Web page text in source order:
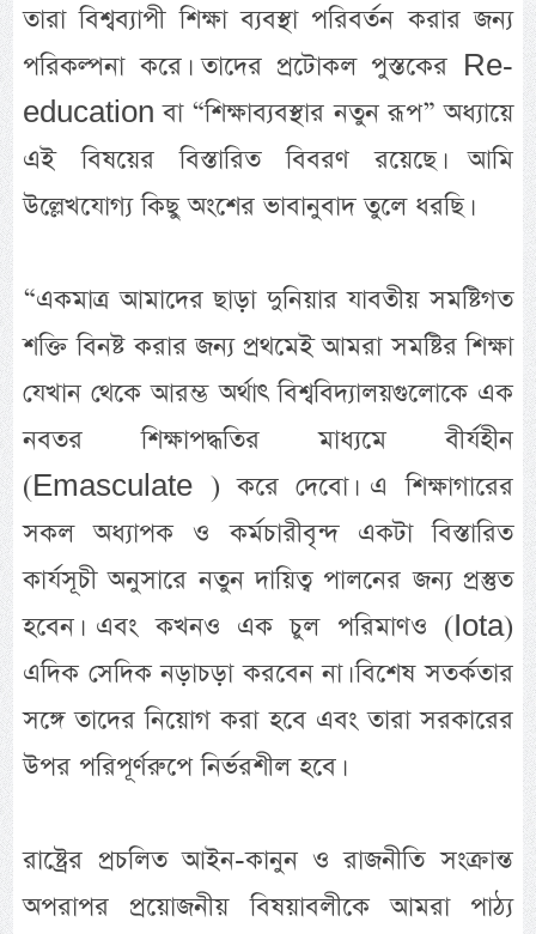
তারা বিশ্বব্যাপী শিক্ষা ব্যবস্থা পরিবর্তন করার জন্য
পরিকল্পনা করে। তাদের প্রটোকল পুস্তকের Re-
education বা “শিক্ষাব্যবস্থার নতুন রূপ” অধ্যায়ে
এই বিষয়ের বিস্তারিত বিবরণ রয়েছে। আমি
উল্লেখযোগ্য কিছু অংশের ভাবানুবাদ তুলে ধরছি।
“একমাত্র আমাদের ছাড়া দুনিয়ার যাবতীয় সমষ্টিগত
শক্তি বিনষ্ট করার জন্য প্রথমেই আমরা সমষ্টির শিক্ষা
যেখান থেকে আরম্ভ অর্থাৎ বিশ্ববিদ্যালয়গুলোকে এক
নবতর শিক্ষাপদ্ধতির মাধ্যমে বীর্যহীন
(Emasculate ) করে দেবো। এ শিক্ষাগারের
সকল অধ্যাপক ও কর্মচারীবৃন্দ একটা বিস্তারিত
কার্যসূচী অনুসারে নতুন দায়িত্ব পালনের জন্য প্রস্তুত
হবেন। এবং কখনও এক চুল পরিমাণও (Iota)
এদিক সেদিক নড়াচড়া করবেন না। বিশেষ সতর্কতার
সঙ্গে তাদের নিয়োগ করা হবে এবং তারা সরকারের
উপর পরিপূর্ণরুপে নির্ভরশীল হবে।
রাষ্ট্রের প্রচলিত আইন-কানুন ও রাজনীতি সংক্রান্ত
অপরাপর প্রয়োজনীয় বিষয়াবলীকে আমরা পাঠ্য